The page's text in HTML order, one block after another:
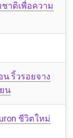
ชาติเพื่อความ
น ริ้วรอยจาง
น
ชีวิตใหม่